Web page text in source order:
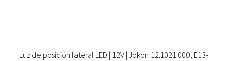
Luz de posición lateral LED | 12V | Jokon 12.1021.000, E13-